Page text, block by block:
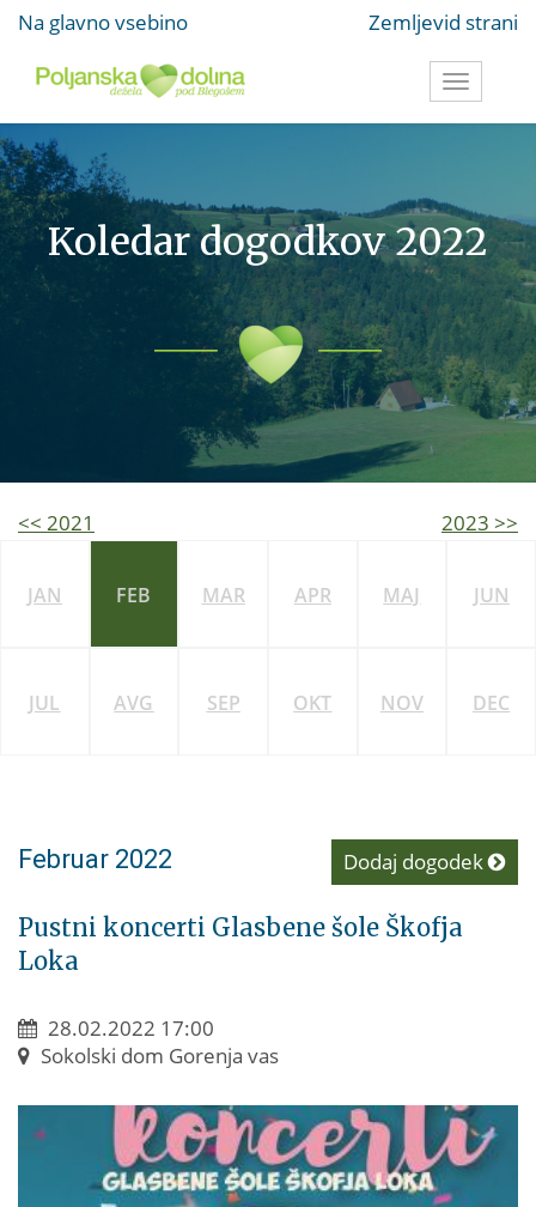
Na glavno vsebino Zemljevid strani
Toggle
Koledar dogodkov 2022
<< 2021 2023 >>
JAN FEB MAR APR MAJ JUN
JUL AVG SEP OKT NOV DEC
Februar 2022 Dodaj dogodek
Pustni koncerti Glasbene šole Škofja
Loka
28.02.2022 17:00
Sokolski dom Gorenja vas